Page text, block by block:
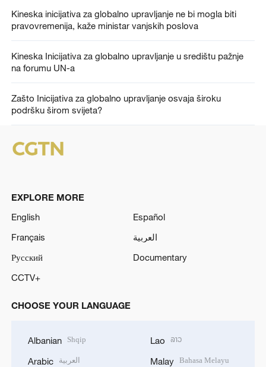
Kineska inicijativa za globalno upravljanje ne bi mogla biti
pravovremenija, kaže ministar vanjskih poslova
Kineska Inicijativa za globalno upravljanje u središtu pažnje
na forumu UN-a
Zašto Inicijativa za globalno upravljanje osvaja široku
podršku širom svijeta?
EXPLORE MORE
English
Español
Français
العربية
Русский
Documentary
CCTV+
CHOOSE YOUR LANGUAGE
Albanian Shqip
Arabic العربية
Lao ລາວ
Malay Bahasa Melayu